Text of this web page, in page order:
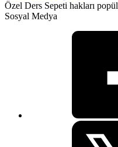
Özel Ders Sepeti hakları
Sosyal Medya